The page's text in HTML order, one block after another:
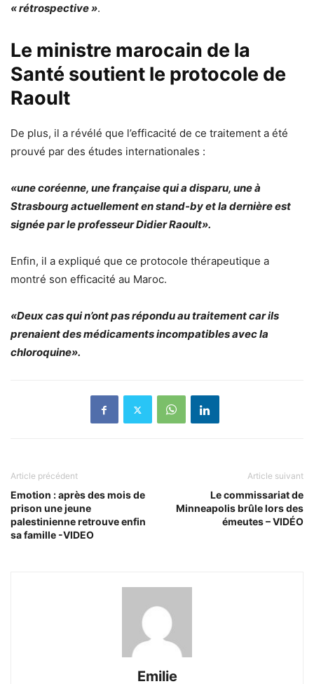
« rétrospective ».
Le ministre marocain de la
Santé soutient le protocole de
Raoult
De plus, il a révélé que l’efficacité de ce traitement a été
prouvé par des études internationales :
«une coréenne, une française qui a disparu, une à
Strasbourg actuellement en stand-by et la dernière est
signée par le professeur Didier Raoult».
Enfin, il a expliqué que ce protocole thérapeutique a
montré son efficacité au Maroc.
«Deux cas qui n’ont pas répondu au traitement car ils
prenaient des médicaments incompatibles avec la
chloroquine».
Article précédent
Emotion : après des mois de
prison une jeune
palestinienne retrouve enfin
sa famille -VIDEO
Article suivant
Le commissariat de
Minneapolis brûle lors des
émeutes – VIDÉO
Emilie